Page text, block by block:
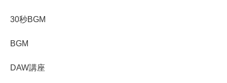
30秒BGM
BGM
DAW講座